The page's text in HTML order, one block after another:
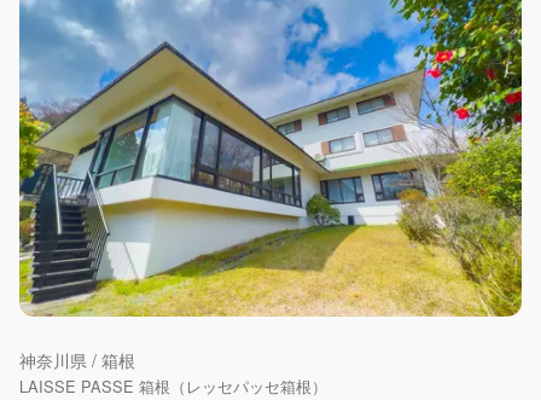
神奈川県 / 箱根
LAISSE PASSE 箱根（レッセパッセ箱根）